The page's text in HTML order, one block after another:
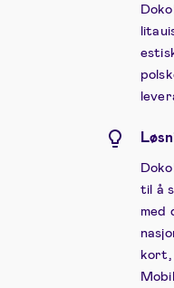
til å
med
kort,